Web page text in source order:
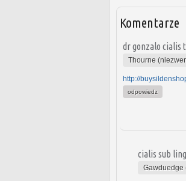
Komentarze
dr gonzalo cialis
Thourne
http://
odpowiedz
cialis sub
Gawduedge